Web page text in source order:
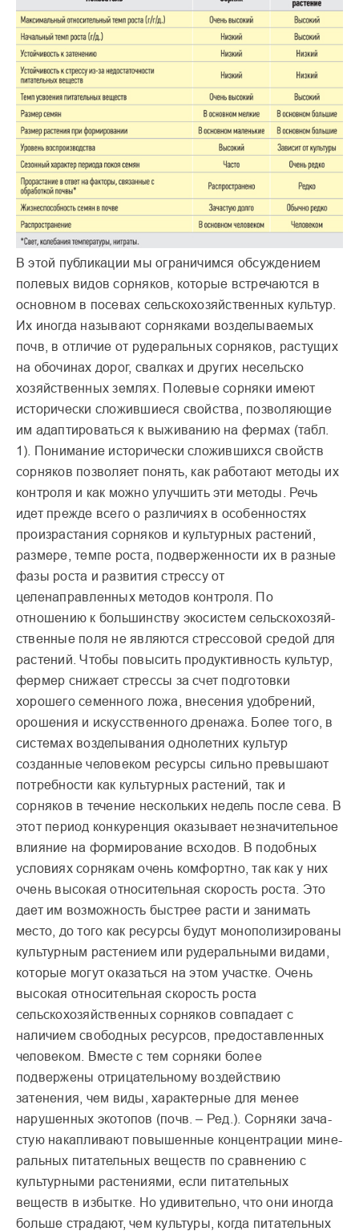
В этой публикации мы огра­ничимся обсуждением
поле­вых видов сорняков, которые встречаются в
основном в посевах сельскохозяйствен­ных культур.
Их иногда называют сорняками возде­лываемых
почв, в отличие от рудеральных сорняков, растущих
на обочинах дорог, свалках и других несельско
хозяйственных землях. Полевые сорняки имеют
исторически сложившиеся свойства, позволяющие
им адаптироваться к выжива­нию на фермах (табл.
1). Понимание исторически сложившихся свойств
сор­няков позволяет понять, как работают методы их
контро­ля и как можно улучшить эти методы. Речь
идет пре­жде всего о различиях в осо­бенностях
произрастания сорняков и культурных рас­тений,
размере, темпе роста, подверженности их в разные
фазы роста и развития стрес­су от
целенаправленных методов контроля. По
отношению к большин­ству экосистем сельскохозяй­
ственные поля не являются стрессовой средой для
расте­ний. Чтобы повысить про­дуктивность культур,
фермер снижает стрессы за счет под­готовки
хорошего семенного ложа, внесения удобрений,
орошения и искусственного дренажа. Более того, в
систе­мах возделывания однолет­них культур
созданные чело­веком ресурсы сильно пре­вышают
потребности как культурных растений, так и
сорняков в течение несколь­ких недель после сева. В
этот период конкуренция оказы­вает незначительное
влияние на формирование всходов. В подобных
условиях сорнякам очень комфортно, так как у них
очень высокая относи­тельная скорость роста. Это
дает им возможность быстрее расти и занимать
место, до того как ресурсы будут монополизированы
культурным растением или рудеральными видами,
кото­рые могут оказаться на этом участке. Очень
высокая отно­сительная скорость роста
сельскохозяйственных сор­няков совпадает с
наличием свободных ресурсов, предо­ставленных
человеком. Вместе с тем сорняки более
подвержены отрицательному воздействию
затенения, чем виды, характерные для менее
нарушенных экотопов (почв. – Ред.). Сорняки зача­
стую накапливают повышен­ные концентрации мине­
ральных питательных веществ по сравнению с
культурными растениями, если питательных
веществ в избытке. Но удивительно, что они иногда
больше стра­дают, чем культуры, когда питательных